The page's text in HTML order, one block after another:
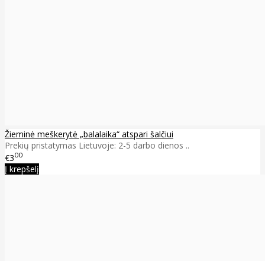
Žieminė meškerytė „balalaika“ atspari šalčiui
Prekių pristatymas Lietuvoje: 2-5 darbo dienos ..
€300
Į krepšelį